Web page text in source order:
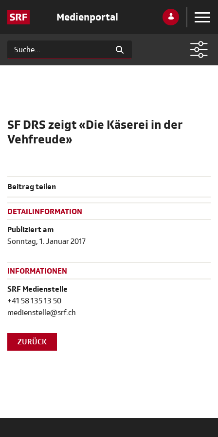
Medienportal
SF DRS zeigt «Die Käserei in der
Vehfreude»
Beitrag teilen
DETAILINFORMATION
Publiziert am
Sonntag, 1. Januar 2017
INFORMATIONEN
SRF Medienstelle
+41 58 135 13 50
medienstelle@srf.ch
ZURÜCK